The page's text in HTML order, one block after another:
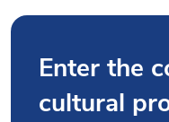
Enter the
cultural